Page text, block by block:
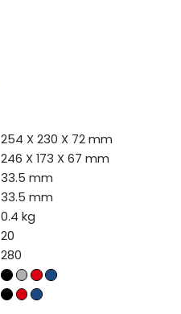
254 X 230 X 72 mm
246 X 173 X 67 mm
33.5 mm
33.5 mm
0.4 kg
20
280